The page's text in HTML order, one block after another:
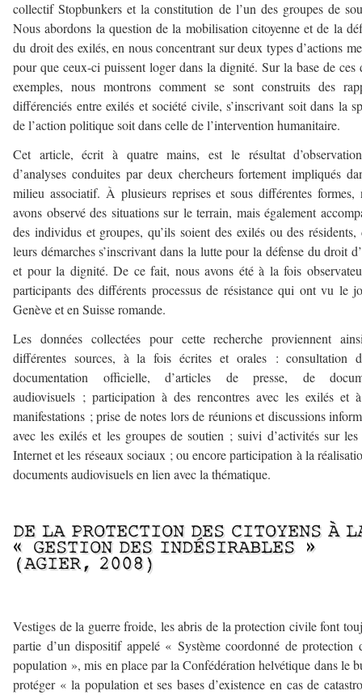
collectif Stopbunkers et la constitution de l’un des groupes de
Nous abordons la question de la mobilisation citoyenne et de la
du droit des exilés, en nous concentrant sur deux types d’actions
pour que ceux-ci puissent loger dans la dignité. Sur la base de ces
exemples, nous montrons comment se sont construits des
différenciés entre exilés et société civile, s’inscrivant soit dans la
de l’action politique soit dans celle de l’intervention humanitaire.
Cet article, écrit à quatre mains, est le résultat
d’analyses conduites par deux chercheurs fortement impliqués
milieu associatif. À plusieurs reprises et sous différentes formes,
avons observé des situations sur le terrain, mais également
des individus et groupes, qu’ils soient des exilés ou des résidents,
leurs démarches s’inscrivant dans la lutte pour la défense du droit
et pour la dignité. De ce fait, nous avons été à la fois
participants des différents processus de résistance qui ont vu le
Genève et en Suisse romande.
Les données collectées pour cette recherche proviennent
différentes sources, à la fois écrites et orales : consultation
documentation officielle, d’articles de presse, de
audiovisuels ; participation à des rencontres avec les exilés et
manifestations ; prise de notes lors de réunions et discussions
avec les exilés et les groupes de soutien ; suivi d’activités sur les
Internet et les réseaux sociaux ; ou encore participation à la
documents audiovisuels en lien avec la thématique.
DE LA PROTECTION DES CITOYENS À
« GESTION DES INDÉSIRABLES »
(AGIER, 2008)
Vestiges de la guerre froide, les abris de la protection civile font
partie d’un dispositif appelé « Système coordonné de protection
population », mis en place par la Confédération helvétique dans le
protéger « la population et ses bases d’existence en cas de